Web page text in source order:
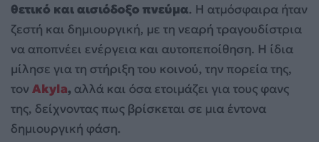
θετικό και αισιόδοξο πνεύμα. Η ατμόσφαιρα ήταν
ζεστή και δημιουργική, με τη νεαρή τραγουδίστρια
να αποπνέει ενέργεια και αυτοπεποίθηση. Η ίδια
μίλησε για τη στήριξη του κοινού, την πορεία της,
τονAkyla, αλλά και όσα ετοιμάζει για τους φανς
της, δείχνοντας πως βρίσκεται σε μια έντονα
δημιουργική φάση.